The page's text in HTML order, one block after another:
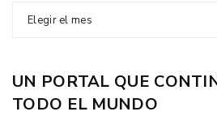
Elegir el mes
UN PORTAL QUE
TODO EL MUNDO